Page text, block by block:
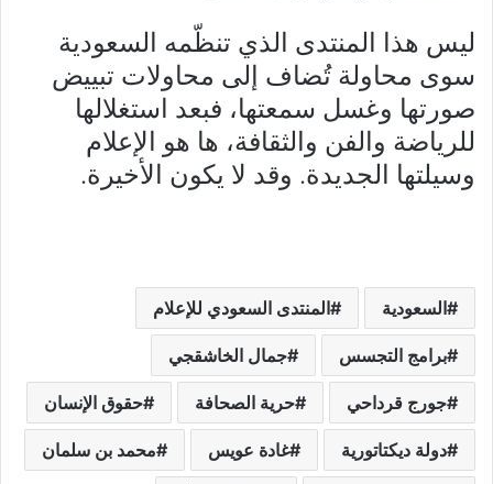
ليس هذا المنتدى الذي تنظّمه السعودية
سوى محاولة تُضاف إلى محاولات تبييض
صورتها وغسل سمعتها، فبعد استغلالها
للرياضة والفن والثقافة، ها هو الإعلام
وسيلتها الجديدة. وقد لا يكون الأخيرة.
السعودية المنتدى السعودي للإعلام
برامج التجسس جمال الخاشقجي
جورج قرداحي حرية الصحافة حقوق الإنسان
دولة ديكتاتورية غادة عويس محمد بن سلمان